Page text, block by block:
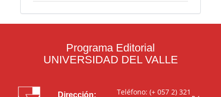
Programa Editorial
UNIVERSIDAD DEL VALLE
Dirección: Teléfono: (+ 057 2) 321